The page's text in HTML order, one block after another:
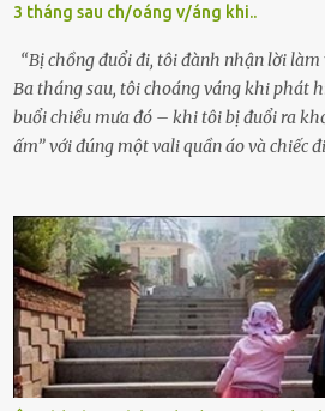
tình cờ chứng kiến giây phút bé bị đưa đi
hỏn, bàn tay bé xíu co quắp, ...
3 tháng sau ch/oáng v/áng khi..
“Bị chồng đuổi đi, tôi đành nhận lời làm
Ba tháng sau, tôi choáng váng khi phát
buổi chiều mưa đó – khi tôi bị đuổi ra
ấm” với đúng một vali quần áo và chiếc
cưới cô để có con. Không phải để nuôi
khóc lóc,” anh ta gằn giọng, đẩy mạnh
Tiếng cánh cửa đóng lại, vang lên như
đứng chết lặng giữa cơn mưa, không biết
mất sớm. Tôi chẳng có anh chị em. Họ
ai thân thiết đến mức có thể mở lòng cho
bận rộn với gia đình riêng của họ. Tôi đã